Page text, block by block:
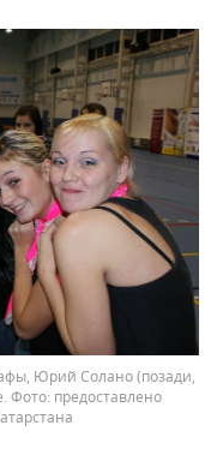
Юрий Солано (позади,
предоставлено